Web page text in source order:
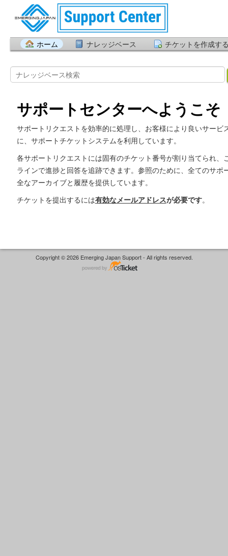
ホーム ナレッジベース チケットを作成す
サポートセンターへようこそ
サポートリクエストを効率的に処理し、お客様により良いサービ
に、サポートチケットシステムを利用しています。
各サポートリクエストには固有のチケット番号が割り当てられ、
ラインで進捗と回答を追跡できます。参照のために、全てのサポ
全なアーカイブと履歴を提供しています。
チケットを提出するには有効なメールアドレスが必要です。
Copyright © 2026 Emerging Japan Support - All rights reserved.